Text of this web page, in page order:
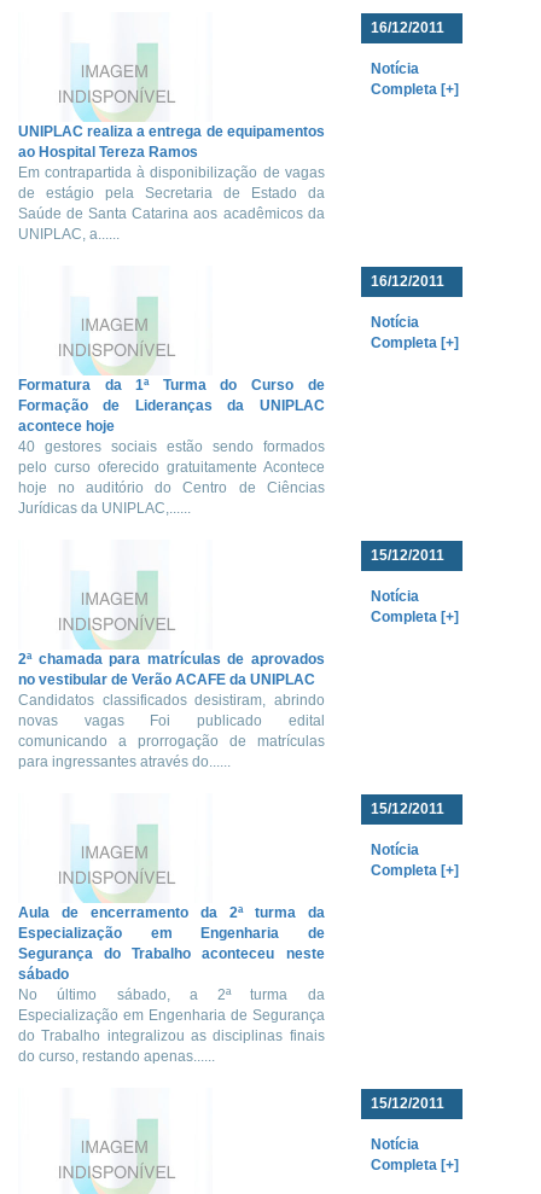
UNIPLAC realiza a entrega de equipamentos
ao Hospital Tereza Ramos
Em contrapartida à disponibilização de vagas
de estágio pela Secretaria de Estado da
Saúde de Santa Catarina aos acadêmicos da
UNIPLAC, a......
16/12/2011
Notícia
Completa [+]
Formatura da 1ª Turma do Curso de
Formação de Lideranças da UNIPLAC
acontece hoje
40 gestores sociais estão sendo formados
pelo curso oferecido gratuitamente Acontece
hoje no auditório do Centro de Ciências
Jurídicas da UNIPLAC,......
16/12/2011
Notícia
Completa [+]
2ª chamada para matrículas de aprovados
no vestibular de Verão ACAFE da UNIPLAC
Candidatos classificados desistiram, abrindo
novas vagas Foi publicado edital
comunicando a prorrogação de matrículas
para ingressantes através do......
15/12/2011
Notícia
Completa [+]
Aula de encerramento da 2ª turma da
Especialização em Engenharia de
Segurança do Trabalho aconteceu neste
sábado
No último sábado, a 2ª turma da
Especialização em Engenharia de Segurança
do Trabalho integralizou as disciplinas finais
do curso, restando apenas......
15/12/2011
Notícia
Completa [+]
15/12/2011
Notícia
Completa [+]